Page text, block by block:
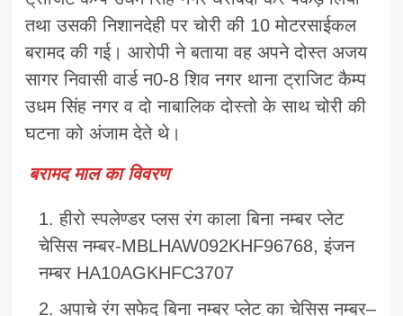
तथा उसकी निशानदेही पर चोरी की 10 मोटरसाईकल
बरामद की गई। आरोपी ने बताया वह अपने दोस्त अजय
सागर निवासी वार्ड न0-8 शिव नगर थाना ट्राजिट कैम्प
उधम सिंह नगर व दो नाबालिक दोस्तो के साथ चोरी की
घटना को अंजाम देते थे।
बरामद माल का विवरण
हीरो स्पलेण्डर प्लस रंग काला बिना नम्बर प्लेट
चेसिस नम्बर-MBLHAW092KHF96768, इंजन
नम्बर HA10AGKHFC3707
अपाचे रंग सफेद बिना नम्बर प्लेट का चेसिस नम्बर–